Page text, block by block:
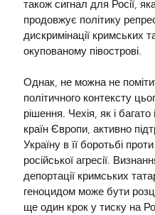
також сигнал для Росії,
продовжує політику
дискримінації кримських
окупованому півострові.
Однак, не можна не
політичного контексту
рішення. Чехія, як і багато
країн Європи, активно
Україну в її боротьбі проти
російської агресії.
депортації кримських
геноцидом може бути
ще один крок у тиску на